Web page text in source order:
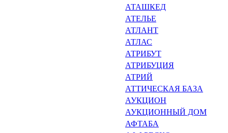
АТАШКЕД
АТЕЛЬЕ
АТЛАНТ
АТЛАС
АТРИБУТ
АТРИБУЦИЯ
АТРИЙ
АТТИЧЕСКАЯ БАЗА
АУКЦИОН
АУКЦИОННЫЙ ДОМ
АФТАБА